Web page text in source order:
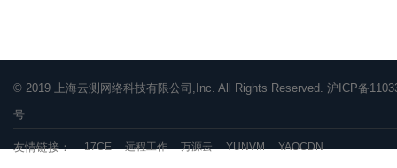
© 2019 上海云测网络科技有限公司,Inc. All Rights Reserved. 沪ICP备
号
友情链接： 17CE 远程工作 万源云 YUNVM YAOCDN